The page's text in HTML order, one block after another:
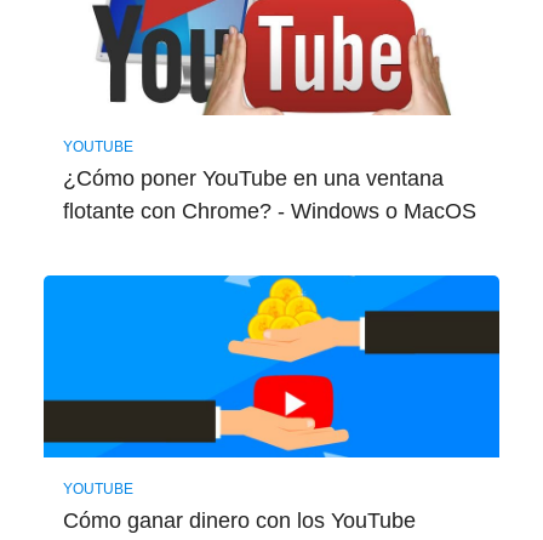
YOUTUBE
¿Cómo poner YouTube en una ventana
flotante con Chrome? - Windows o MacOS
YOUTUBE
Cómo ganar dinero con los YouTube